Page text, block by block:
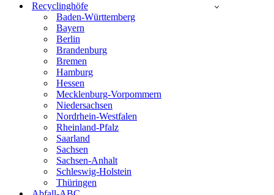
Recyclinghöfe
Baden-Württemberg
Bayern
Berlin
Brandenburg
Bremen
Hamburg
Hessen
Mecklenburg-Vorpommern
Niedersachsen
Nordrhein-Westfalen
Rheinland-Pfalz
Saarland
Sachsen
Sachsen-Anhalt
Schleswig-Holstein
Thüringen